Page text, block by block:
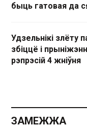
быць гатовая да
Удзельнікі злёту
збіццё і
рэпрэсій 4 жніўня
ЗАМЕЖЖА